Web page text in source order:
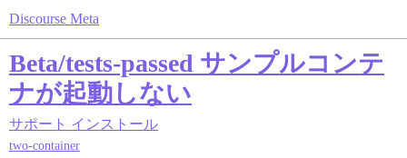
Discourse Meta
Beta/tests-passed サンプルコンテ
ナが起動しない
サポート インストール
two-container